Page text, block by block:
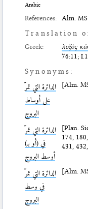
Arabic
References: Alm.
Translation
Greek: λοξὸς
76:11;
Synonyms:
الدائرة التي تمرّ
على أوساط
البروج
[Alm.
الدائرة التي تمرّ
في (أو بـ)
أوسط البروج
[Plan.
174,
431,
الدائرة التي تمرّ
في وسط
البروج
[Alm.